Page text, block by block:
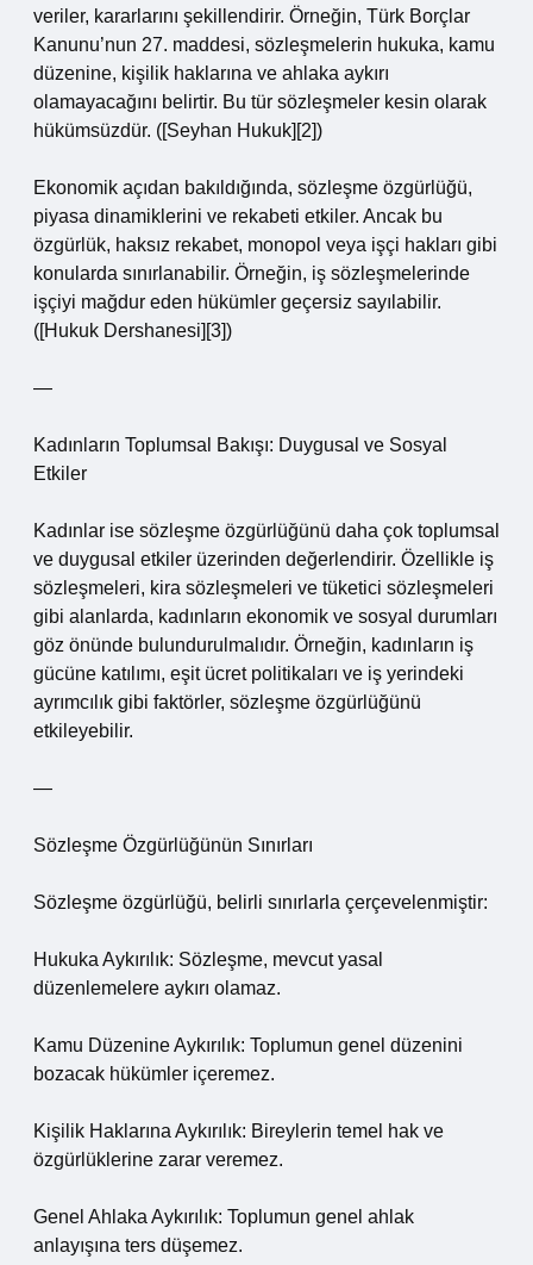
veriler, kararlarını şekillendirir. Örneğin, Türk Borçlar
Kanunu’nun 27. maddesi, sözleşmelerin hukuka, kamu
düzenine, kişilik haklarına ve ahlaka aykırı
olamayacağını belirtir. Bu tür sözleşmeler kesin olarak
hükümsüzdür. ([Seyhan Hukuk][2])
Ekonomik açıdan bakıldığında, sözleşme özgürlüğü,
piyasa dinamiklerini ve rekabeti etkiler. Ancak bu
özgürlük, haksız rekabet, monopol veya işçi hakları gibi
konularda sınırlanabilir. Örneğin, iş sözleşmelerinde
işçiyi mağdur eden hükümler geçersiz sayılabilir.
([Hukuk Dershanesi][3])
—
Kadınların Toplumsal Bakışı: Duygusal ve Sosyal
Etkiler
Kadınlar ise sözleşme özgürlüğünü daha çok toplumsal
ve duygusal etkiler üzerinden değerlendirir. Özellikle iş
sözleşmeleri, kira sözleşmeleri ve tüketici sözleşmeleri
gibi alanlarda, kadınların ekonomik ve sosyal durumları
göz önünde bulundurulmalıdır. Örneğin, kadınların iş
gücüne katılımı, eşit ücret politikaları ve iş yerindeki
ayrımcılık gibi faktörler, sözleşme özgürlüğünü
etkileyebilir.
—
Sözleşme Özgürlüğünün Sınırları
Sözleşme özgürlüğü, belirli sınırlarla çerçevelenmiştir:
Hukuka Aykırılık: Sözleşme, mevcut yasal
düzenlemelere aykırı olamaz.
Kamu Düzenine Aykırılık: Toplumun genel düzenini
bozacak hükümler içeremez.
Kişilik Haklarına Aykırılık: Bireylerin temel hak ve
özgürlüklerine zarar veremez.
Genel Ahlaka Aykırılık: Toplumun genel ahlak
anlayışına ters düşemez.